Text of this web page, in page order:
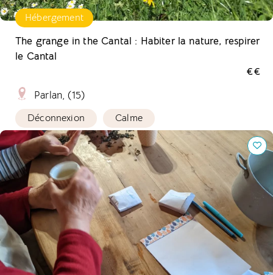
Hébergement
The grange in the Cantal : Habiter la nature, respirer
le Cantal
€€
Parlan, (15)
Déconnexion Calme
Ateliers Zéro Déchet à la Gataudière